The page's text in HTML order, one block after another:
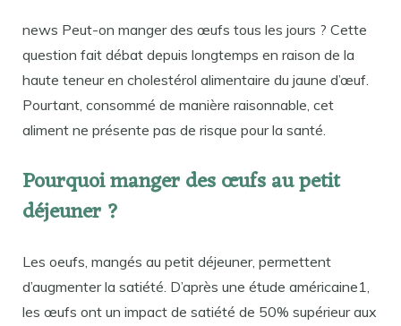
news Peut-on manger des œufs tous les jours ? Cette
question fait débat depuis longtemps en raison de la
haute teneur en cholestérol alimentaire du jaune d’œuf.
Pourtant, consommé de manière raisonnable, cet
aliment ne présente pas de risque pour la santé.
Pourquoi manger des œufs au petit
déjeuner ?
Les oeufs, mangés au petit déjeuner, permettent
d’augmenter la satiété. D’après une étude américaine1,
les œufs ont un impact de satiété de 50% supérieur aux